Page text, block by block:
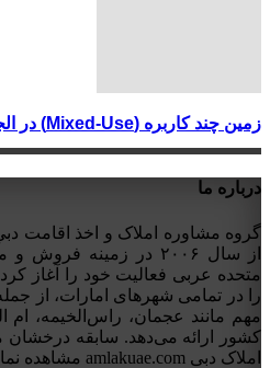
زمین چند کاربره (Mixed-Use) در الجداف دبی (Jaddaf)
درباره ما
از سال ۲۰۰۶ در زمینه
متحده عربی فعالیت خود را آغاز
را در تمامی شهرهای امارات، از
مهم مانند عجمان، راس‌الخیمه،
کشور ارائه می‌دهد. سابقه
املاک دبی amlakuae.com مشاهده نمایید.